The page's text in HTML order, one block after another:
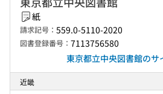
紙
請求記号： 559.0-5110-2020
図書登録番号： 7113756580
東京都立中央図書館の
近畿